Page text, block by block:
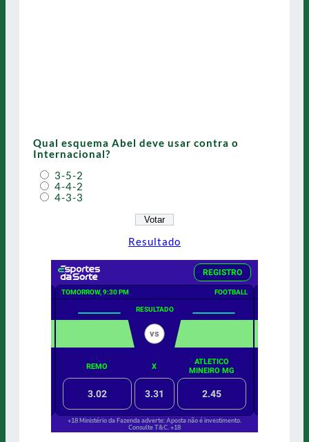
Qual esquema Abel deve usar contra o
Internacional?
3-5-2
4-4-2
4-3-3
Resultado